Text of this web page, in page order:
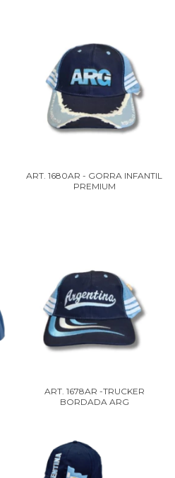
ART. 1680AR - GORRA INFANTIL
PREMIUM
ART. 1678AR -TRUCKER
BORDADA ARG